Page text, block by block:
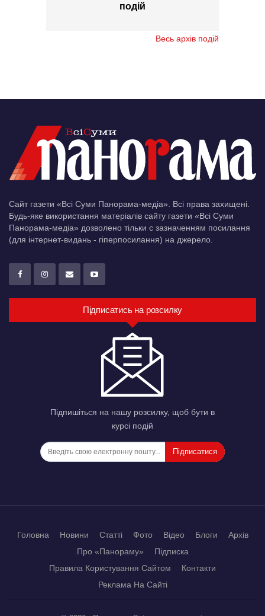
подій
Весь архів подій
Сайт газети «Всі Суми Панорама-медіа». Всі права захищені.
Будь-яке використання матеріалів сайту газети «Всі Суми
Панорама-медіа» дозволено тільки c зазначенням посилання
(для інтернет-видань - гіперпосилання) на джерело.
Підписатись на розсилку
Підпишіться на нашу розсилку, щоб бути в
курсі подій
Підписатися
Головна Новини Статті Фото Відео Блоги
Архів
Про «Панораму»
Підписка
Правила Користування Сайтом
Контакти
Реклама На Сайті